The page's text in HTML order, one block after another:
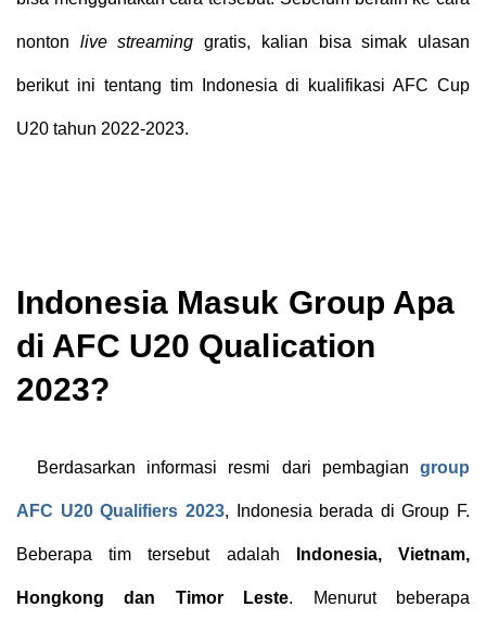
nonton live streaming gratis, kalian bisa simak ulasan
berikut ini tentang tim Indonesia di kualifikasi AFC Cup
U20 tahun 2022-2023.
Indonesia Masuk Group Apa
di AFC U20 Qualication
2023?
Berdasarkan informasi resmi dari pembagian group
AFC U20 Qualifiers 2023, Indonesia berada di Group F.
Beberapa tim tersebut adalah Indonesia, Vietnam,
Hongkong dan Timor Leste. Menurut beberapa